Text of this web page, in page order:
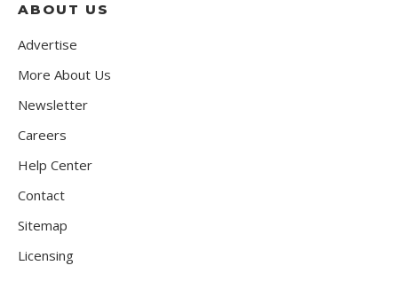
ABOUT US
Advertise
More About Us
Newsletter
Careers
Help Center
Contact
Sitemap
Licensing